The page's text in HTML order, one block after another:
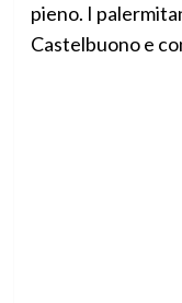
pieno. I
Castelbuono e